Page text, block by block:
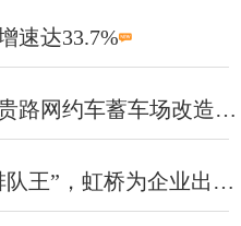
速达33.7%
管委会调研虹桥枢纽申贵路网约车蓄车场改造提升工作
中国牛肉面成了柏林“排队王”，虹桥为企业出海护航